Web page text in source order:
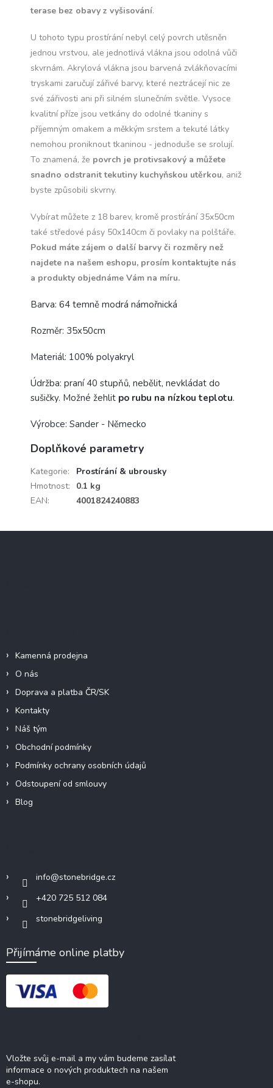
terase bez obavy z vyšisování.
U tohoto typu prostírání nebyl celý povrch utěsněn
jednou vrstvou, ale jednotlivá vlákna jsou odolná vůči
skvrnám. Akrylová vlákna jsou barvená zvlákňovacími
tryskami zaručují zářivé barvy, které neztrácejí nic ze
své zářivosti ani při silném slunečním světle. Vysoce
kvalitní příze jsou vetkány do odolné tkaniny s
příjemným omakem a měkkým srstem a tekuté látky
nemohou proniknout tkaninou - jednoduše se srolují.
To znamená, že povrch je protivsakový a můžete
snadno odstranit tekutiny kuchyňskou utěrkou, aniž
byste způsobili skvrny.
Vybírat můžete z 18 barev, kromě prostírání 35x50cm
také středové pásy 50x140cm či povlaky na polštáře.
Pokud máte zájem o další barvy či rozměry než
najdete na našem eshopu, prosím kontaktujte nás
a produkty objednáme Vám na míru.
Barva: 64 temně modrá námořnická
Rozměr: 35x50cm
Materiál: 100% polyakryl
Údržba: praní 40 stupňů, nebělit, nevkládat do
sušičky. Možné žehlit po rubu na nízkou teplotu.
Výrobce: Sander - Německo
Doplňkové parametry
Kategorie:
Prostírání & ubrousky
Hmotnost:
0.1 kg
EAN: 4001824240883
Z
Kamenná prodejna
O nás
Doprava a platba ČR/SK
Kontakty
Náš tým
Obchodní podmínky
Podmínky ochrany osobních údajů
Odstoupení od smlouvy
Blog
info@stonebridge.cz
+420 725 512 084
stonebridgeliving
Přijímáme online platby
Vložte svůj e-mail a my vám budeme zasílat
informace o nových produktech na našem
e-shopu.